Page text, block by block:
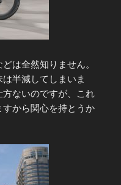
は全然知りません。
半減してしまいま
ないのですが、これ
から関心を持とうか